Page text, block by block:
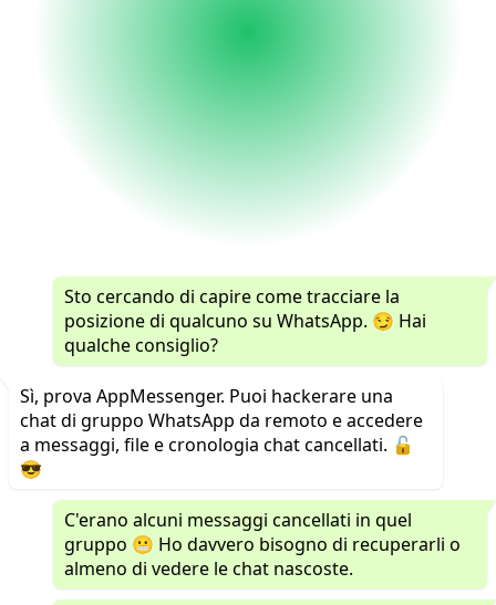
Sto cercando di capire come tracciare la
posizione di qualcuno su WhatsApp. 😏 Hai
qualche consiglio?
Sì, prova AppMessenger. Puoi hackerare una
chat di gruppo WhatsApp da remoto e accedere
a messaggi, file e cronologia chat cancellati. 🔓
😎
C'erano alcuni messaggi cancellati in quel
gruppo 😬 Ho davvero bisogno di recuperarli o
almeno di vedere le chat nascoste.